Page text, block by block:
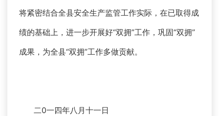
将紧密结合全县安全生产监管工作实际，在已取得成
绩的基础上，进一步开展好“双拥”工作，巩固“双拥”
成果，为全县“双拥”工作多做贡献。
二0一四年八月十一日